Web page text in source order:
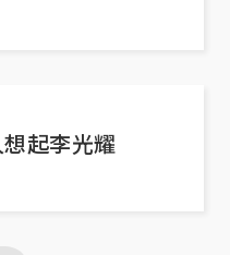
起李光耀